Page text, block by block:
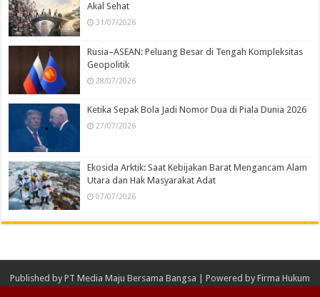
Akal Sehat
31/07/2026
Rusia–ASEAN: Peluang Besar di Tengah Kompleksitas
Geopolitik
28/07/2026
Ketika Sepak Bola Jadi Nomor Dua di Piala Dunia 2026
27/07/2026
Ekosida Arktik: Saat Kebijakan Barat Mengancam Alam
Utara dan Hak Masyarakat Adat
07/07/2026
Published by PT Media Maju Bersama Bangsa | Powered by Firma Hukum